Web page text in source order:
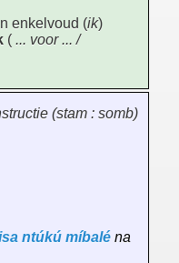
enkelvoud (ik)
( ... voor ... /
(stam : somb)
ntúkú míbalé na